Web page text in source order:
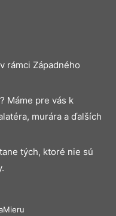
rámci Západného
Máme pre vás k
murára a ďalších
tých, ktoré nie sú